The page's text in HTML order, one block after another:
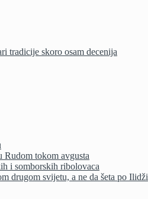
tradicije skoro osam decenija
tokom avgusta
i somborskih ribolovaca
drugom svijetu, a ne da šeta po Ilidži